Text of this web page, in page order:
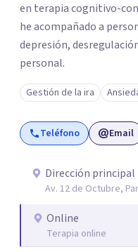
en terapia cognitivo-
he acompañado a
depresión,
personal.
Gestión de la ira
Teléfono Email
Dirección principal
Av. 12 de Octubre,
Online
Terapia online